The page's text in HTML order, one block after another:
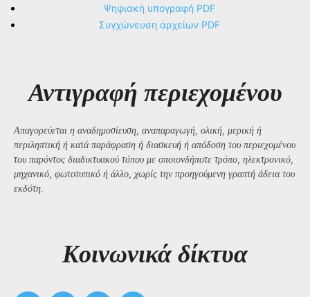
Ψηφιακή υπογραφή PDF
Συγχώνευση αρχείων PDF
Αντιγραφή περιεχομένου
Απαγορεύεται η αναδημοσίευση, αναπαραγωγή, ολική, μερική ή
περιληπτική ή κατά παράφραση ή διασκευή ή απόδοση του περιεχομένου
του παρόντος διαδικτυακού τόπου με οποιονδήποτε τρόπο, ηλεκτρονικό,
μηχανικό, φωτοτυπικό ή άλλο, χωρίς την προηγούμενη γραπτή άδεια του
εκδότη.
Kοινωνικά δίκτυα